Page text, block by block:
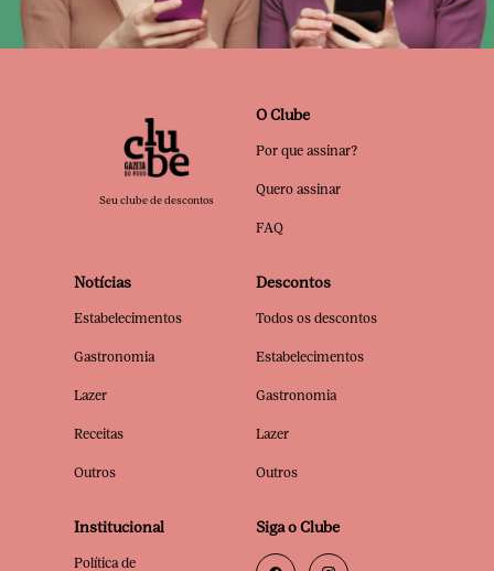
Seu clube de descontos
O Clube
Por que assinar?
Quero assinar
FAQ
Notícias
Estabelecimentos
Gastronomia
Lazer
Receitas
Outros
Descontos
Todos os descontos
Estabelecimentos
Gastronomia
Lazer
Outros
Institucional
Política de
Siga o Clube